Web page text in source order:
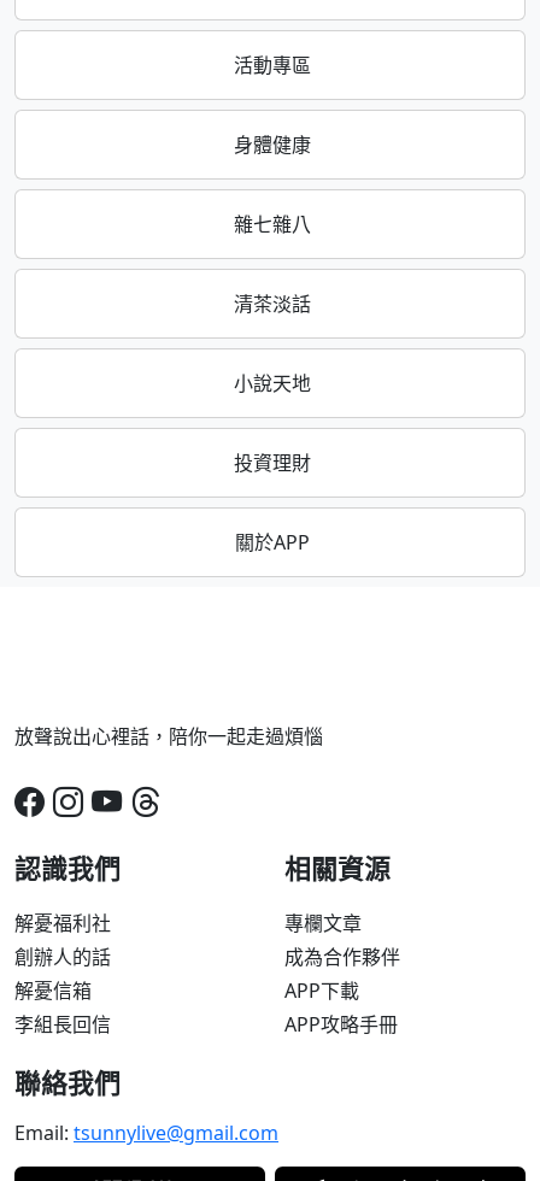
活動專區
身體健康
雜七雜八
清茶淡話
小說天地
投資理財
關於APP
放聲說出心裡話，陪你一起走過煩惱
認識我們
解憂福利社
創辦人的話
解憂信箱
李組長回信
相關資源
專欄文章
成為合作夥伴
APP下載
APP攻略手冊
聯絡我們
Email: tsunnylive@gmail.com